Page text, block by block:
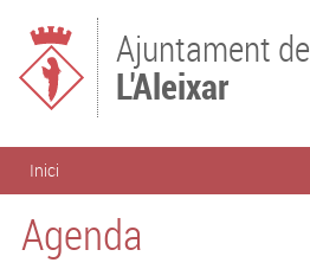
Ajuntament de
L'Aleixar
Esteu aquí
Inici
Agenda